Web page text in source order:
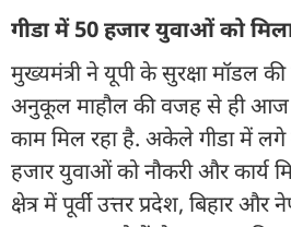
गीडा में 50 हजार युवाओं को
मुख्यमंत्री ने यूपी के सुरक्षा मॉडल
अनुकूल माहौल की वजह से ही आज
काम मिल रहा है. अकेले गीडा में लगे
हजार युवाओं को नौकरी और कार्य
क्षेत्र में पूर्वी उत्तर प्रदेश, बिहार